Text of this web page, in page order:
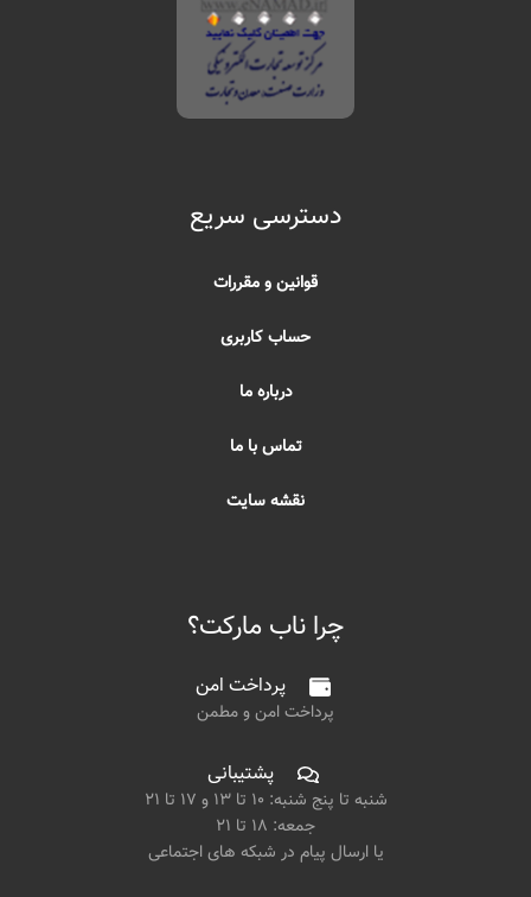
دسترسی سریع
قوانین و مقررات
حساب کاربری
درباره ما
تماس با ما
نقشه سایت
چرا ناب مارکت؟
پرداخت امن
پرداخت امن و مطمن
پشتیبانی
شنبه تا پنج شنبه: ۱۰ تا ۱۳ و ۱۷ تا ۲۱
جمعه: ۱۸ تا ۲۱
یا ارسال پیام در شبکه های اجتماعی